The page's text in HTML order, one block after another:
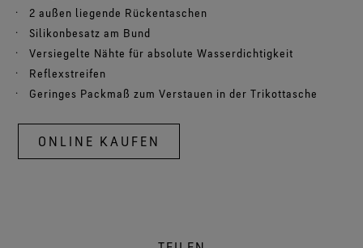
2 außen liegende Rückentaschen
Silikonbesatz am Bund
Versiegelte Nähte für absolute Wasserdichtigkeit
Reflexstreifen
Geringes Packmaß zum Verstauen in der Trikottasche
ONLINE KAUFEN